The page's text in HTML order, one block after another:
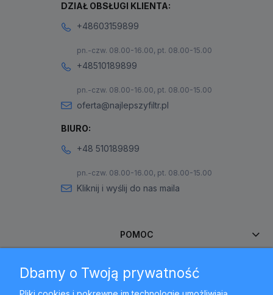
DZIAŁ OBSŁUGI KLIENTA:
+48603159899
pn.-czw. 08.00-16.00, pt. 08.00-15.00
+48510189899
pn.-czw. 08.00-16.00, pt. 08.00-15.00
oferta@najlepszyfiltr.pl
BIURO:
+48 510189899
pn.-czw. 08.00-16.00, pt. 08.00-15.00
Kliknij i wyślij do nas maila
POMOC
MOJE KONTO
Dbamy o Twoją prywatność